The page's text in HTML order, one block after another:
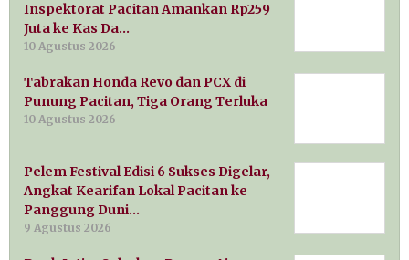
Inspektorat Pacitan Amankan Rp259
Juta ke Kas Da…
10 Agustus 2026
Tabrakan Honda Revo dan PCX di
Punung Pacitan, Tiga Orang Terluka
10 Agustus 2026
Pelem Festival Edisi 6 Sukses Digelar,
Angkat Kearifan Lokal Pacitan ke
Panggung Duni…
9 Agustus 2026